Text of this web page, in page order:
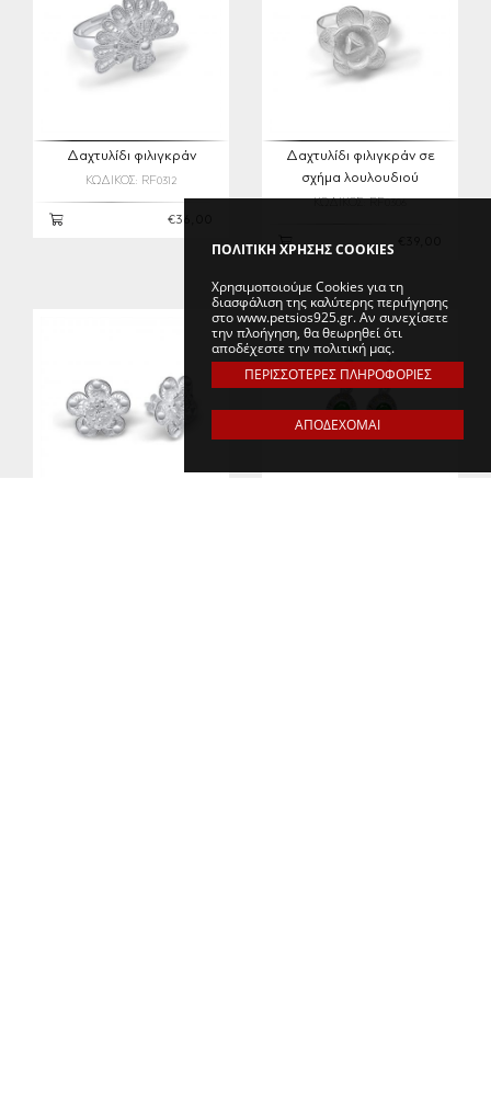
ΠΟΛΙΤΙΚΗ ΧΡΗΣΗΣ COOKIES
Χρησιμοποιούμε Cookies για τη
διασφάλιση της καλύτερης περιήγησης
στο www.petsios925.gr. Αν συνεχίσετε
την πλοήγηση, θα θεωρηθεί ότι
αποδέχεστε την πολιτική μας.
ΠΕΡΙΣΣΟΤΕΡΕΣ ΠΛΗΡΟΦΟΡΙΕΣ
ΑΠΟΔΕΧΟΜΑΙ
Δαχτυλίδι φιλιγκράν
ΚΩΔΙΚΟΣ: RF0312
€36,00
Δαχτυλίδι φιλιγκράν σε
σχήμα λουλουδιού